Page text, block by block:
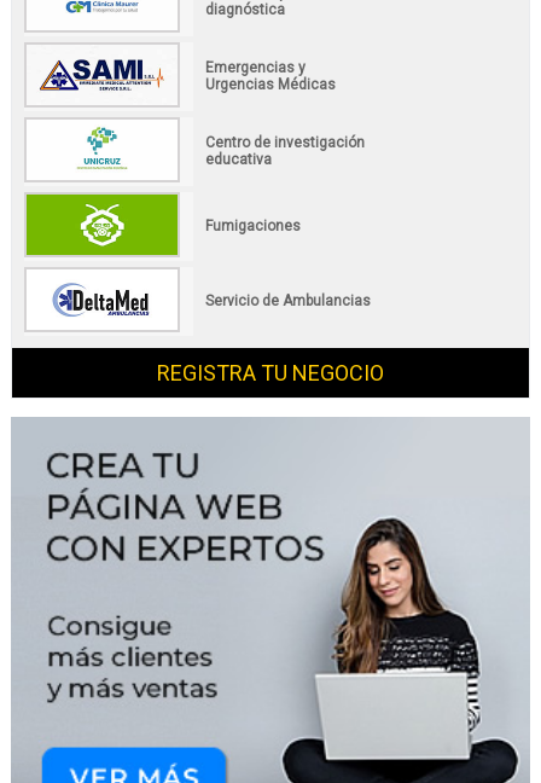
diagnóstica
Emergencias y
Urgencias Médicas
Centro de investigación
educativa
Fumigaciones
Servicio de Ambulancias
REGISTRA TU NEGOCIO